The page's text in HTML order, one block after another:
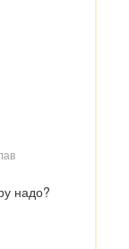
надо?